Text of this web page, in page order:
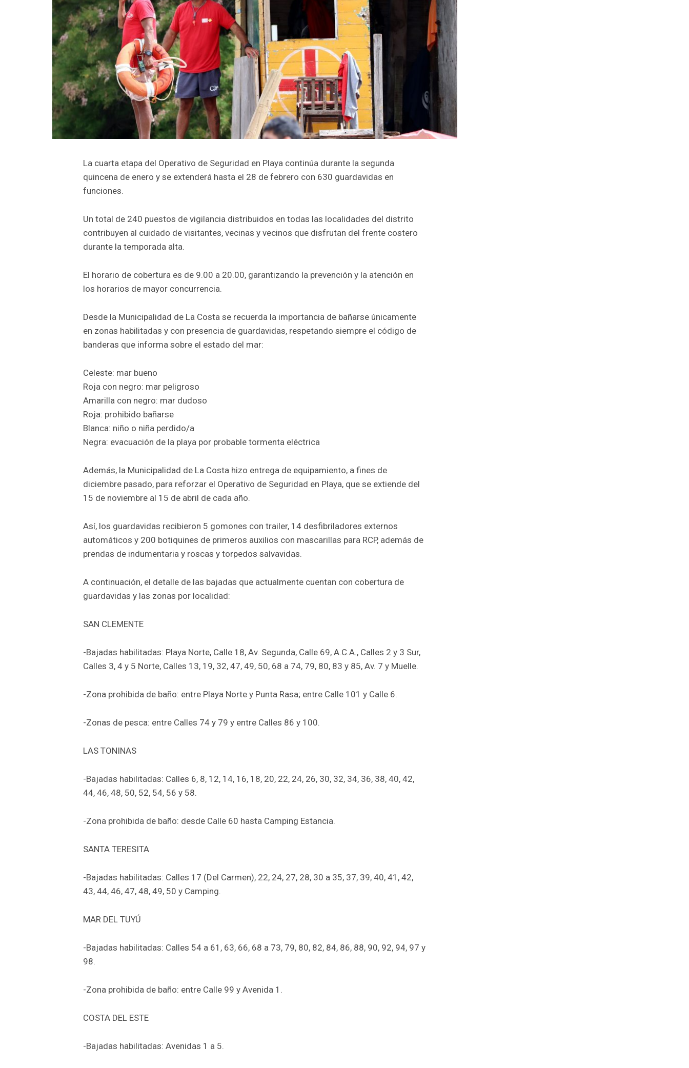
La cuarta etapa del Operativo de Seguridad en Playa continúa durante la segunda
quincena de enero y se extenderá hasta el 28 de febrero con 630 guardavidas en
funciones.
Un total de 240 puestos de vigilancia distribuidos en todas las localidades del distrito
contribuyen al cuidado de visitantes, vecinas y vecinos que disfrutan del frente costero
durante la temporada alta.
El horario de cobertura es de 9.00 a 20.00, garantizando la prevención y la atención en
los horarios de mayor concurrencia.
Desde la Municipalidad de La Costa se recuerda la importancia de bañarse únicamente
en zonas habilitadas y con presencia de guardavidas, respetando siempre el código de
banderas que informa sobre el estado del mar:
Celeste: mar bueno
Roja con negro: mar peligroso
Amarilla con negro: mar dudoso
Roja: prohibido bañarse
Blanca: niño o niña perdido/a
Negra: evacuación de la playa por probable tormenta eléctrica
Además, la Municipalidad de La Costa hizo entrega de equipamiento, a fines de
diciembre pasado, para reforzar el Operativo de Seguridad en Playa, que se extiende del
15 de noviembre al 15 de abril de cada año.
Así, los guardavidas recibieron 5 gomones con trailer, 14 desfibriladores externos
automáticos y 200 botiquines de primeros auxilios con mascarillas para RCP, además de
prendas de indumentaria y roscas y torpedos salvavidas.
A continuación, el detalle de las bajadas que actualmente cuentan con cobertura de
guardavidas y las zonas por localidad:
SAN CLEMENTE
-Bajadas habilitadas: Playa Norte, Calle 18, Av. Segunda, Calle 69, A.C.A., Calles 2 y 3 Sur,
Calles 3, 4 y 5 Norte, Calles 13, 19, 32, 47, 49, 50, 68 a 74, 79, 80, 83 y 85, Av. 7 y Muelle.
-Zona prohibida de baño: entre Playa Norte y Punta Rasa; entre Calle 101 y Calle 6.
-Zonas de pesca: entre Calles 74 y 79 y entre Calles 86 y 100.
LAS TONINAS
-Bajadas habilitadas: Calles 6, 8, 12, 14, 16, 18, 20, 22, 24, 26, 30, 32, 34, 36, 38, 40, 42,
44, 46, 48, 50, 52, 54, 56 y 58.
-Zona prohibida de baño: desde Calle 60 hasta Camping Estancia.
SANTA TERESITA
-Bajadas habilitadas: Calles 17 (Del Carmen), 22, 24, 27, 28, 30 a 35, 37, 39, 40, 41, 42,
43, 44, 46, 47, 48, 49, 50 y Camping.
MAR DEL TUYÚ
-Bajadas habilitadas: Calles 54 a 61, 63, 66, 68 a 73, 79, 80, 82, 84, 86, 88, 90, 92, 94, 97 y
98.
-Zona prohibida de baño: entre Calle 99 y Avenida 1.
COSTA DEL ESTE
-Bajadas habilitadas: Avenidas 1 a 5.